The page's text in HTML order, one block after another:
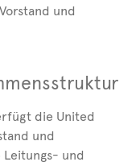
und
die United
und
und